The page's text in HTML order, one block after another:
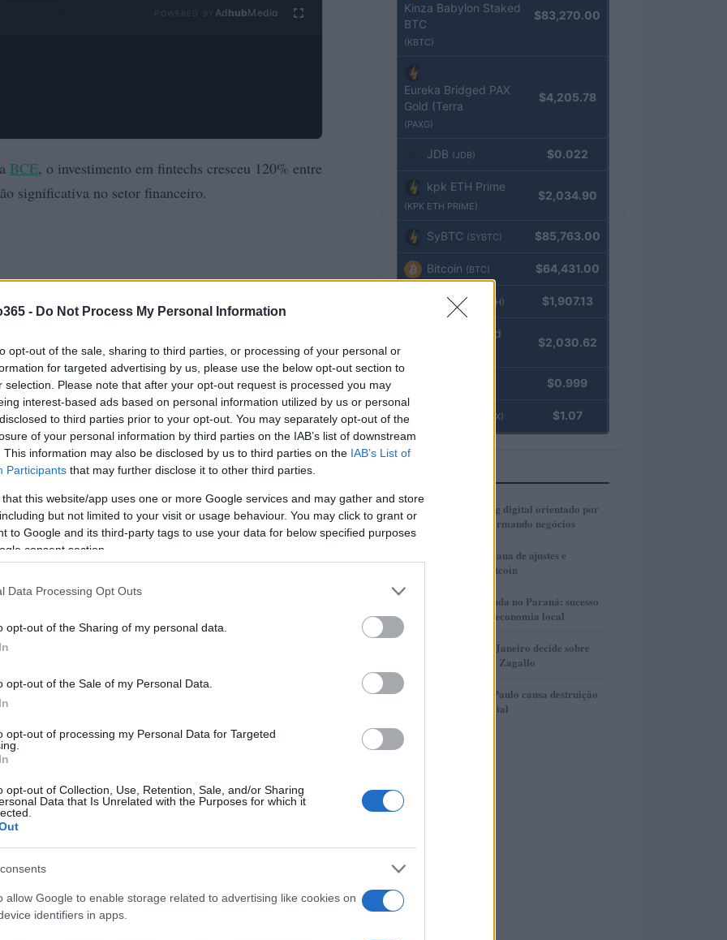
- Do Not Process My Personal Information
opt-out of the sale, sharing to third parties, or processing of your personal or
for targeted advertising by us, please use the below opt-out section to
selection. Please note that after your opt-out request is processed you may
interest-based ads based on personal information utilized by us or personal
to third parties prior to your opt-out. You may separately opt-out of the
of your personal information by third parties on the IAB’s list of downstream
This information may also be disclosed by us to third parties on the IAB’s List of
Participants that may further disclose it to other third parties.
that this website/app uses one or more Google services and may gather and store
but not limited to your visit or usage behaviour. You may click to grant or
to Google and its third-party tags to use your data for below specified purposes
consent section.
Data Processing Opt Outs
opt-out of the Sharing of my personal data.
opt-out of the Sale of my Personal Data.
opt-out of processing my Personal Data for Targeted
opt-out of Collection, Use, Retention, Sale, and/or Sharing
Data that Is Unrelated with the Purposes for which it
allow Google to enable storage related to advertising like cookies on
identifiers in apps.
Ad hubMedia
BCE, o investimento em fintechs cresceu 120% entre
significativa no setor financeiro.
bem as dificuldades enfrentadas durante a crise
compliance
sabe que crises podem ser um terreno fértil para a
novas oportunidades que surgem com a
resposta às falhas do sistema financeiro
o acesso a serviços financeiros, mas também
transações. Como aprendemos com a crise de
robusta e regulamentações que protejam os
que podem impactar seu crescimento. A
vez mais vigilantes em relação às práticas de
criptomoedas e serviços de pagamento. A
sobre a sustentabilidade do setor. Afinal, como
a estabilidade do mercado?
Kinza Babylon Staked
BTC
(KBTC)
$83,270.00
Eureka Bridged PAX
Gold (Terra
(PAXG)
$4,205.78
JDB (JDB) $0.022
kpk ETH Prime
(KPK ETH PRIME)
$2,034.90
SyBTC (SYBTC) $85,763.00
Bitcoin (BTC) $64,431.00
Ethereum (ETH) $1,907.13
kpk ETH Yield
$2,030.62
$0.999
(USDEX) $1.07
1
Como o marketing digital orientado por
dados está transformando negócios
2
Real e cripto: semana de ajustes e
dominância de Bitcoin
3
Turismo de Lavanda no Paraná: sucesso
que movimenta a economia local
Justiça do Rio de Janeiro decide sobre
divisão de bens de Zagallo
5
Incêndio em São Paulo causa destruição
em centro comercial